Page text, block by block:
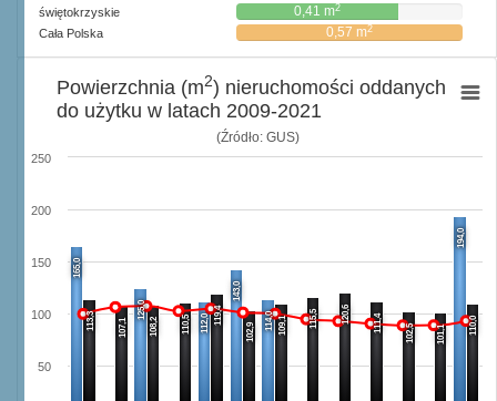
świętokrzyskie 0,41 m2
Cała Polska 0,57 m2
(Źródło: GUS)
165,0
125,0
112,0
143,0
114,0
194,0
113,3 107,1 108,2 110,5 119,4
102,9 109,1 115,5 120,6 111,4 102,5 101,1 110,0
50
100
150
200
250
Powierzchnia (m2) nieruchomości oddanych
do użytku w latach 2009-2021